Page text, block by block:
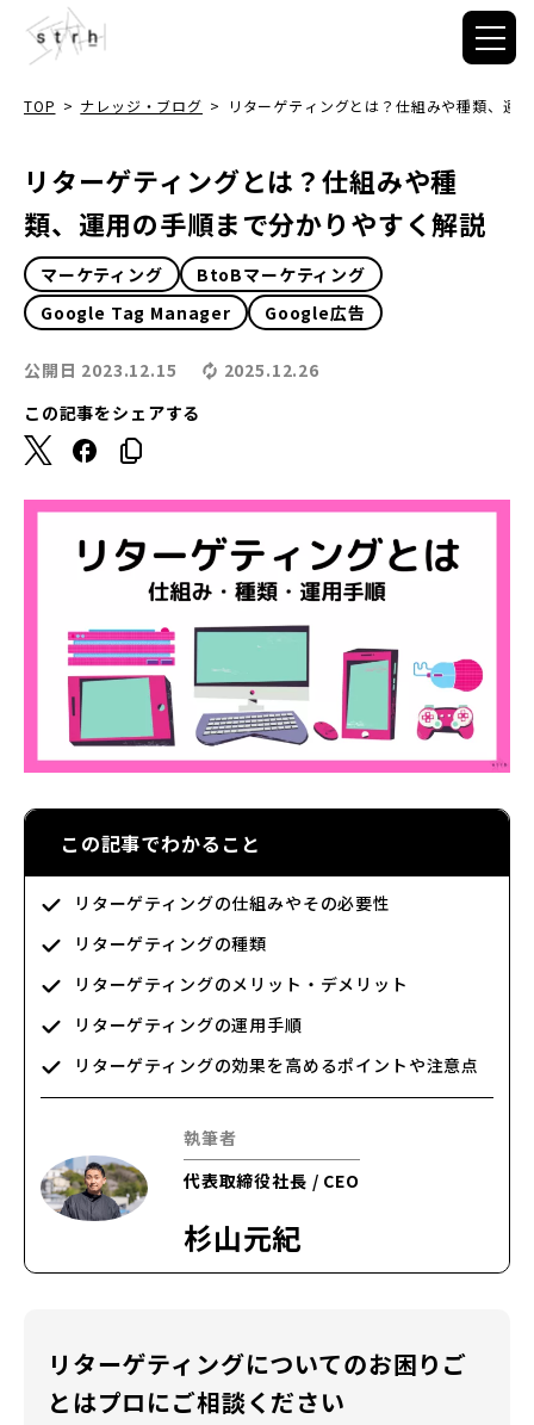
TOP > ナレッジ・ブログ > リターゲティングとは？仕組みや種類、運
リターゲティングとは？仕組みや種
類、運用の手順まで分かりやすく解説
マーケティング
BtoBマーケティング
Google Tag Manager
Google広告
公開日 2023.12.15
2025.12.26
この記事をシェアする
この記事でわかること
リターゲティングの仕組みやその必要性
リターゲティングの種類
リターゲティングのメリット・デメリット
リターゲティングの運用手順
リターゲティングの効果を高めるポイントや注意点
執筆者
代表取締役社長 / CEO
杉山元紀
リターゲティングについてのお困りご
とはプロにご相談ください